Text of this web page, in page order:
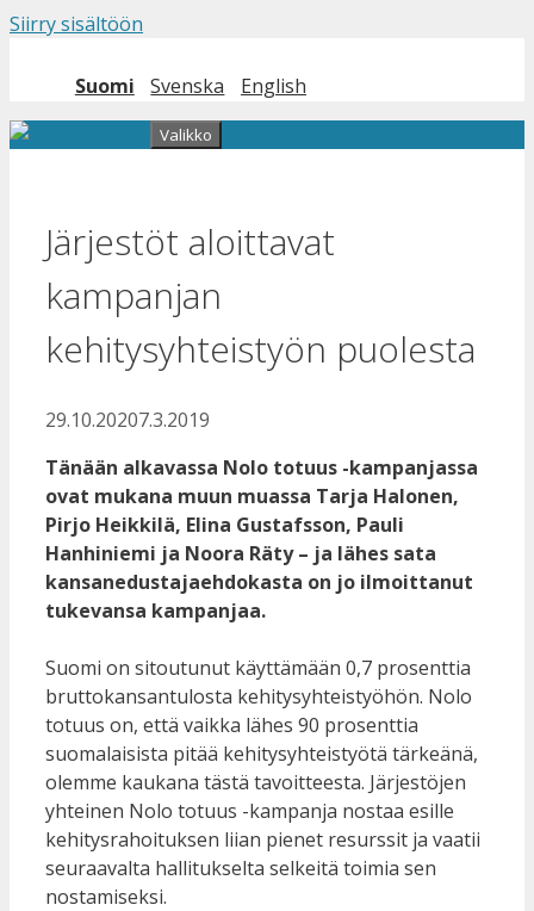
Siirry sisältöön
Suomi Svenska English
Valikko
Järjestöt aloittavat
kampanjan
kehitysyhteistyön puolesta
29.10.20207.3.2019
Tänään alkavassa Nolo totuus -kampanjassa
ovat mukana muun muassa Tarja Halonen,
Pirjo Heikkilä, Elina Gustafsson, Pauli
Hanhiniemi ja Noora Räty – ja lähes sata
kansanedustajaehdokasta on jo ilmoittanut
tukevansa kampanjaa.
Suomi on sitoutunut käyttämään 0,7 prosenttia
bruttokansantulosta kehitysyhteistyöhön. Nolo
totuus on, että vaikka lähes 90 prosenttia
suomalaisista pitää kehitysyhteistyötä tärkeänä,
olemme kaukana tästä tavoitteesta. Järjestöjen
yhteinen Nolo totuus -kampanja nostaa esille
kehitysrahoituksen liian pienet resurssit ja vaatii
seuraavalta hallitukselta selkeitä toimia sen
nostamiseksi.